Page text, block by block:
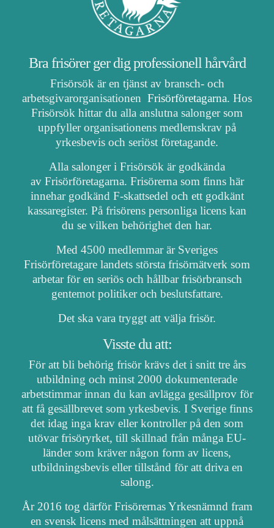
Bra frisörer ger dig professionell hårvård
Frisörsök är en tjänst av bransch- och
arbetsgivarorganisationen Frisörföretagarna. Hos
Frisörsök hittar du alla anslutna salonger som
uppfyller organisationens medlemskrav på
yrkesbevis och seriöst företagande.
Alla salonger i Frisörsök är godkända
av Frisörföretagarna. Frisörerna som finns här
innehar godkänd F-skattsedel och ett godkänt
kassaregister. På frisörens personliga licens kan
du se vilken behörighet den har.
Med 4500 medlemmar är Sveriges
Frisörföretagare landets största frisörnätverk som
arbetar för en seriös och hållbar frisörbransch
gentemot politiker och beslutsfattare.
Det ska vara tryggt att välja frisör.
Visste du att:
För att bli behörig frisör krävs det i snitt tre års
utbildning och minst 2000 dokumenterade
arbetstimmar innan du kan avlägga gesällprov för
att få gesällbrevet som yrkesbevis. I Sverige finns
det idag inga krav eller kontroller på den som
utövar frisöryrket, till skillnad från många EU-
länder som kräver någon form av licens,
utbildningsbevis eller tillstånd för att driva en
salong.
År 2016 tog därför Frisörernas Yrkesnämnd fram
en svensk licens med målsättningen att uppnå